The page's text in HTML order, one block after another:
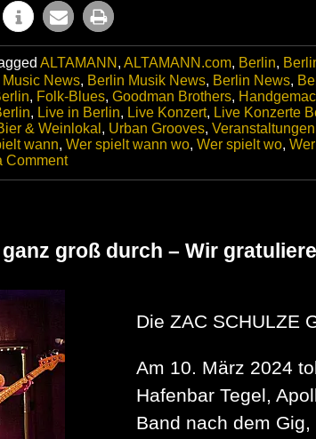
ALTAMANN , ALTAMANN.com, Berlin,
Music News, Berlin Musik News, Berlin News,
, Folk-Blues, Goodman Brothers,
, Live in Berlin, Live Konzert, Live Konzerte
& Weinlokal , Urban Grooves, Veranstaltungen
wann, Wer spielt wann wo, Wer spielt wo,
Commenton
Dolgener
live
groß durch – Wir
Die ZAC SCHULZE
Am 10. März 2024
Hafenbar Tegel,
Band nach dem